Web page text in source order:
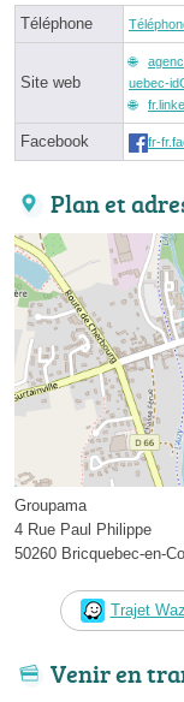
Téléphone
Site web
uebec-
Facebook fr-
Plan et
Groupama
4 Rue Paul Philippe
50260 Bricquebec-en-
Trajet
Venir en